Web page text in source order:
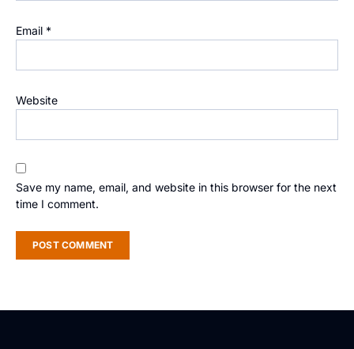
Email *
Website
Save my name, email, and website in this browser for the next
time I comment.